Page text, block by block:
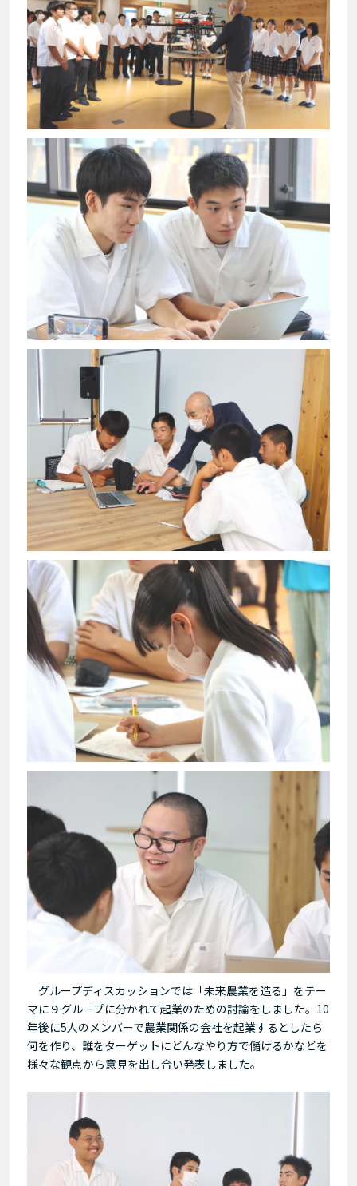
グループディスカッションでは「未来農業を造る」をテー
マに９グループに分かれて起業のための討論をしました。10
年後に5人のメンバーで農業関係の会社を起業するとしたら
何を作り、誰をターゲットにどんなやり方で儲けるかなどを
様々な観点から意見を出し合い発表しました。